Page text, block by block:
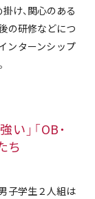
け、関心のある
の研修などにつ
ンターンシップ
」「OB・
ち
子学生２人組は